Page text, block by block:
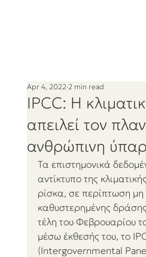
IPCC: Η
απειλεί τον
ανθρώπινη
Apr 4, 2022 2 min read
Τα επιστημονικά
αντίκτυπο της
ρίσκα, σε περίπτωση
καθυστερημένης
τέλη του Φεβρουαρίου
μέσω έκθεσής του, το
(Intergovernmental